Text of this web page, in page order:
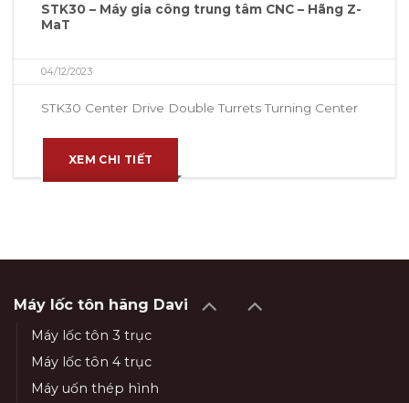
STK30 – Máy gia công trung tâm CNC – Hãng Z-
MaT
04/12/2023
STK30 Center Drive Double Turrets Turning Center
XEM CHI TIẾT
Máy lốc tôn hãng Davi
Máy lốc tôn 3 trục
Máy lốc tôn 4 trục
Máy uốn thép hình